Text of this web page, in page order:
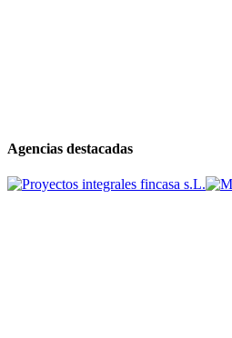
Agencias destacadas